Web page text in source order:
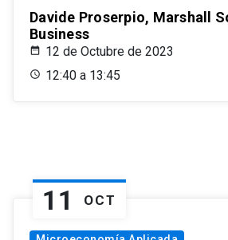
Davide Proserpio, Marshall
Business
12 de Octubre de 2023
12:40 a 13:45
11 OCT